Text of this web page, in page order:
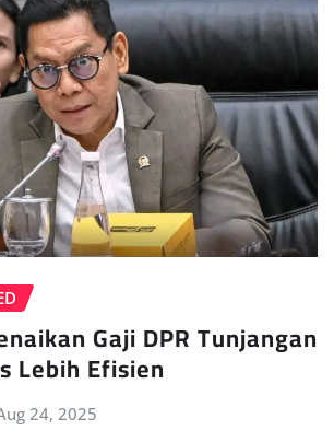
Gaji DPR Tunjangan
Lebih Efisien
24, 2025